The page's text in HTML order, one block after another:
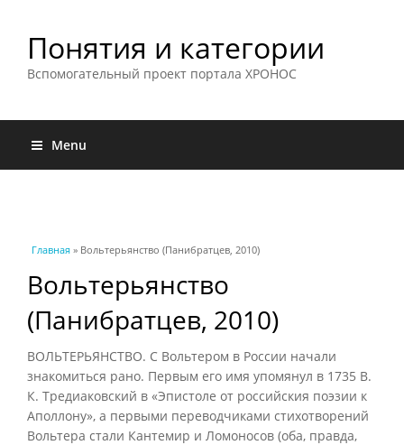
Понятия и категории
Вспомогательный проект портала ХРОНОС
Menu
Вы здесь
Главная » Вольтерьянство (Панибратцев, 2010)
Вольтерьянство
(Панибратцев, 2010)
ВОЛЬТЕРЬЯНСТВО. С Вольтером в России начали
знакомиться рано. Первым его имя упомянул в 1735 В.
К. Тредиаковский в «Эпистоле от российския поэзии к
Аполлону», а первыми переводчиками стихотворений
Вольтера стали Кантемир и Ломоносов (оба, правда,